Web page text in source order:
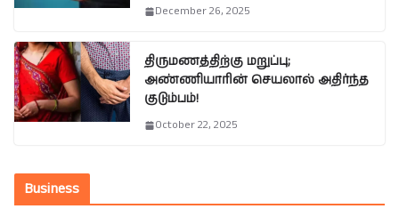
December 26, 2025
திருமணத்திற்கு மறுப்பு;
அண்ணியாரின் செயலால் அதிர்ந்த
குடும்பம்!
October 22, 2025
Business